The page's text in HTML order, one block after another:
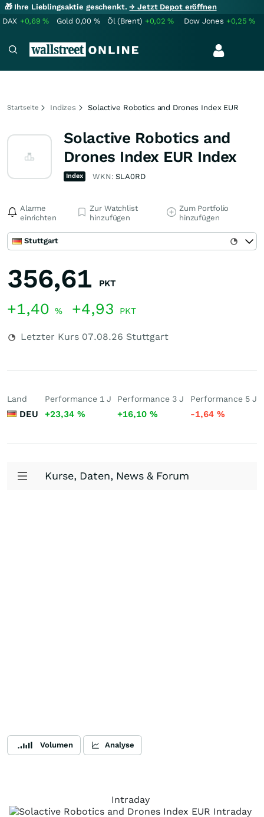
🎁 Ihre Lieblingsaktie geschenkt.→ Jetzt Depot eröffnen
DAX +0,69% Gold 0,00 % Öl (Brent) +0,02% Dow Jones +0,25%
Startseite Indizes Solactive Robotics and Drones Index EUR
Solactive Robotics and
Drones Index EUR Index
Index WKN:SLA0RD
Alarme
einrichten
Zur Watchlist
hinzufügen
Zum Portfolio
hinzufügen
Stuttgart
356,61 PKT
+1,40 % +4,93 PKT
Letzter Kurs 07.08.26 Stuttgart
Land
DEU
Performance 1 J
+23,34 %
Performance 3 J
+16,10%
Performance 5 J
-1,64 %
Kurse, Daten, News & Forum
Volumen Analyse
Intraday